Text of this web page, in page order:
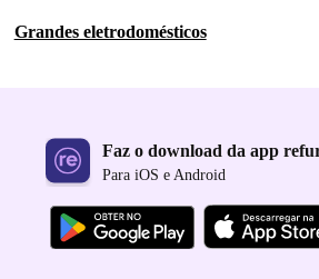
Grandes eletrodomésticos
Faz o download da app
Para iOS e Android